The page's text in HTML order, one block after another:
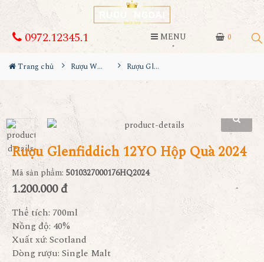
0
0972.12345.1 MENU
Trang chủ Rượu Whisky Rượu Glenfiddich 12YO Hộp Quà 2024
Rượu Glenfiddich 12YO Hộp Quà 2024
Mã sản phẩm: 5010327000176HQ2024
1.200.000 đ
Thể tích: 700ml
Nồng độ: 40%
Xuất xứ: Scotland
Dòng rượu: Single Malt